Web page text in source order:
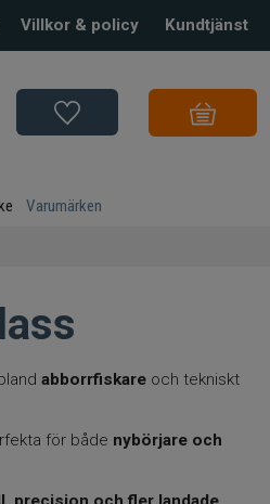
Villkor & policy Kundtjänst
Varumärken
abborrfiskareoch tekniskt
för både nybörjare och